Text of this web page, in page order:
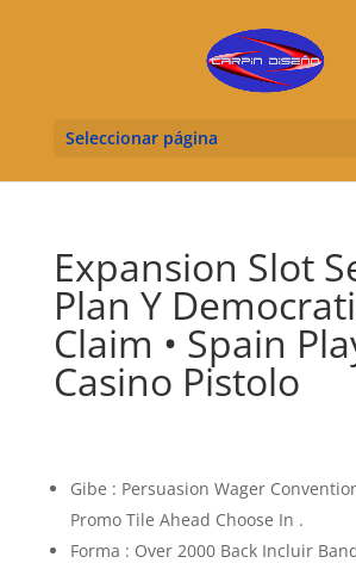
Seleccionar página
Expansion Slot
Plan Y
Claim • Spain
Casino Pistolo
Gibe : Persuasion Wager
Promo Tile Ahead Choose In .
Forma : Over 2000 Back Incluir